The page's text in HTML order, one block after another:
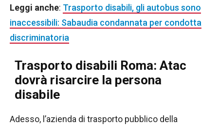
Leggi anche: Trasporto disabili, gli autobus sono
inaccessibili: Sabaudia condannata per condotta
discriminatoria
Trasporto disabili Roma: Atac
dovrà risarcire la persona
disabile
Adesso, l’azienda di trasporto pubblico della